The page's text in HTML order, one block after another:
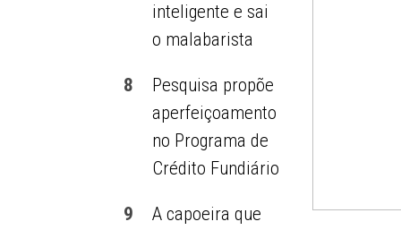
inteligente e sai
o malabarista
8
Pesquisa propõe
aperfeiçoamento
no Programa de
Crédito Fundiário
9
A capoeira que